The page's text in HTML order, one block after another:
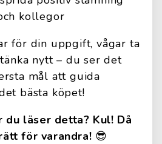
kollegor
för din uppgift, vågar ta
nytt – du ser det
mål att guida
bästa köpet!
du läser detta? Kul! Då
för varandra! 😎